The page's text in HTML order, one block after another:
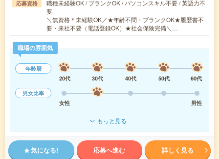
応募資格
職種未経験OK / ブランクOK / パソコンスキル不要 / 英語力不
要
＼無資格＊未経験OK／★年齢不問・ブランクOK★履歴書不
要・来社不要（電話登録OK）★社会保険完備＼…
職場の雰囲気
年齢層
20代
30代 40代 50代
60代
男女比率
女性
男性
もっと見る
気になる! 応募へ進む 詳しく見る